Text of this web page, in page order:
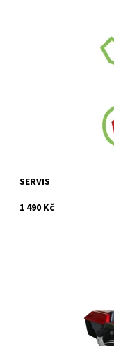
Servis vašeho
SERVIS
1 490 Kč
Tříkolové elektrické
prostředky 21
mopedy nyní střídají...